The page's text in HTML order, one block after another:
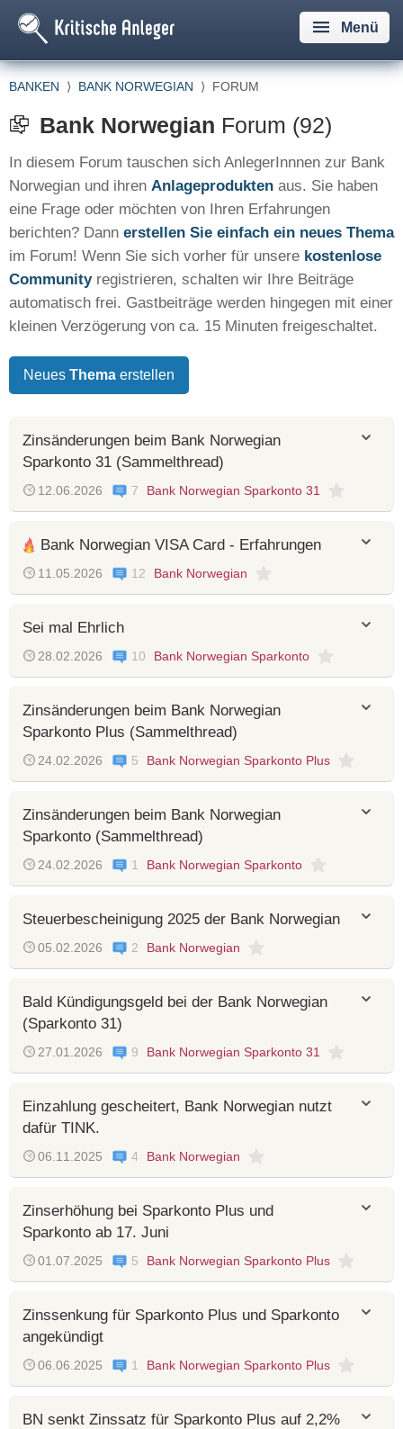
Menü
BANKEN ⟩ BANK NORWEGIAN ⟩ FORUM
Bank Norwegian Forum (92)
In diesem Forum tauschen sich AnlegerInnnen zur Bank
Norwegian und ihren Anlageprodukten aus. Sie haben
eine Frage oder möchten von Ihren Erfahrungen
berichten? Dann erstellen Sie einfach ein neues Thema
im Forum! Wenn Sie sich vorher für unsere kostenlose
Communityregistrieren, schalten wir Ihre Beiträge
automatisch frei. Gastbeiträge werden hingegen mit einer
kleinen Verzögerung von ca. 15 Minuten freigeschaltet.
Neues Thema erstellen
Zinsänderungen beim Bank Norwegian
Sparkonto 31 (Sammelthread)
12.06.2026 7 Bank Norwegian Sparkonto 31
Bank Norwegian VISA Card - Erfahrungen
11.05.2026 12 Bank Norwegian
Sei mal Ehrlich
28.02.2026 10 Bank Norwegian Sparkonto
Zinsänderungen beim Bank Norwegian
Sparkonto Plus (Sammelthread)
24.02.2026 5 Bank Norwegian Sparkonto Plus
Zinsänderungen beim Bank Norwegian
Sparkonto (Sammelthread)
24.02.2026 1 Bank Norwegian Sparkonto
Steuerbescheinigung 2025 der Bank Norwegian
05.02.2026 2 Bank Norwegian
Bald Kündigungsgeld bei der Bank Norwegian
(Sparkonto 31)
27.01.2026 9 Bank Norwegian Sparkonto 31
Einzahlung gescheitert, Bank Norwegian nutzt
dafür TINK.
06.11.2025 4 Bank Norwegian
Zinserhöhung bei Sparkonto Plus und
Sparkonto ab 17. Juni
01.07.2025 5 Bank Norwegian Sparkonto Plus
Zinssenkung für Sparkonto Plus und Sparkonto
angekündigt
06.06.2025 1 Bank Norwegian Sparkonto Plus
BN senkt Zinssatz für Sparkonto Plus auf 2,2%